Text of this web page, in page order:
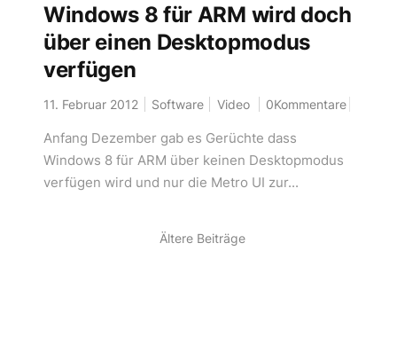
Windows 8 für ARM wird doch
über einen Desktopmodus
verfügen
11. Februar 2012 Software Video 0Kommentare
Anfang Dezember gab es Gerüchte dass
Windows 8 für ARM über keinen Desktopmodus
verfügen wird und nur die Metro UI zur...
Ältere Beiträge